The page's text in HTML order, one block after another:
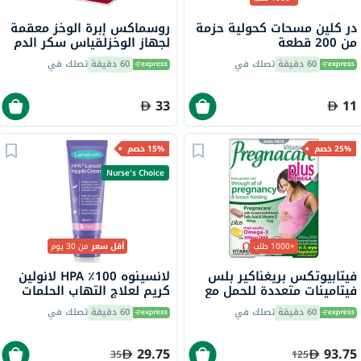
در كلين مسحات كحولية حزمة
من 200 قطعة
60 دقيقة تصلك في
11
روسماكس إبرة الوخز معقمة
لجهاز الوخزلقياس سكر الدم
حزمة من 50
60 دقيقة تصلك في
33
25% خصم
+1000 طلب
فيتابيوتكس بريغناكير بلس
فيتامينات متعددة للحمل مع
حمض الفوليك وحمض
الدوكوساهيكسانويك حزمة
كبسولة
60 دقيقة تصلك في
93.75
125
15% خصم
Nurse's Choice
أقل سعرمن 30 يوم
لانسينوه 100٪؜ HPA لانولين
كريم لعلاج التهاب الحلمات
وجفاف وتشقق الجلد 10 مل
60 دقيقة تصلك في
29.75
35